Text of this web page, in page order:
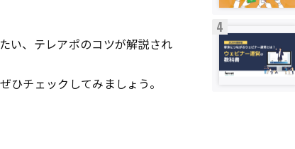
い、テレアポのコツが解説され
チェックしてみましょう。